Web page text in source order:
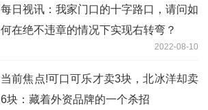
每日视讯：我家门口的十字路口，请问如
何在绝不违章的情况下实现右转弯？
2022-08-10
当前焦点!可口可乐才卖3块，北冰洋却卖
6块：藏着外资品牌的一个杀招